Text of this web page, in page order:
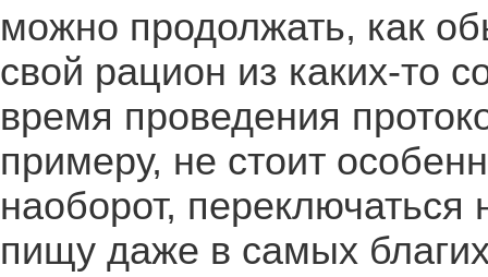
можно продолжать, как
свой рацион из каких-то
время проведения
примеру, не стоит
наоборот, переключаться
пищу даже в самых